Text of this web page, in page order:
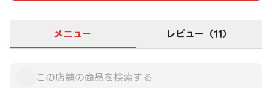
メニュー レビュー（11）